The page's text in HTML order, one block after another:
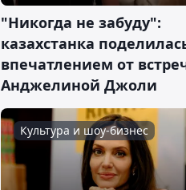
"Никогда не забуду":
казахстанка
впечатлением от
Анджелиной Джоли
Культура и шоу-бизнес